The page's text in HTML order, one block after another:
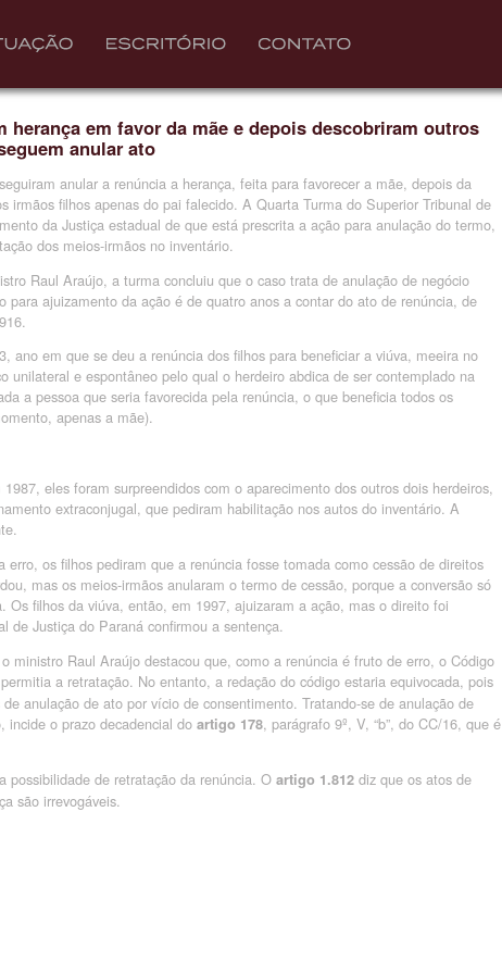
herança em favor da mãe e depois descobriram outros
anular ato
anular a renúncia a herança, feita para favorecer a mãe, depois da
irmãos filhos apenas do pai falecido. A Quarta Turma do Superior Tribunal de
da Justiça estadual de que está prescrita a ação para anulação do termo,
dos meios-irmãos no inventário.
Raul Araújo, a turma concluiu que o caso trata de anulação de negócio
para ajuizamento da ação é de quatro anos a contar do ato de renúncia, de
ano em que se deu a renúncia dos filhos para beneficiar a viúva, meeira no
unilateral e espontâneo pelo qual o herdeiro abdica de ser contemplado na
a pessoa que seria favorecida pela renúncia, o que beneficia todos os
apenas a mãe).
eles foram surpreendidos com o aparecimento dos outros dois herdeiros,
extraconjugal, que pediram habilitação nos autos do inventário. A
erro, os filhos pediram que a renúncia fosse tomada como cessão de direitos
mas os meios-irmãos anularam o termo de cessão, porque a conversão só
Os filhos da viúva, então, em 1997, ajuizaram a ação, mas o direito foi
de Justiça do Paraná confirmou a sentença.
ministro Raul Araújo destacou que, como a renúncia é fruto de erro, o Código
a retratação. No entanto, a redação do código estaria equivocada, pois
anulação de ato por vício de consentimento. Tratando-se de anulação de
incide o prazo decadencial do artigo 178, parágrafo 9º, V, “b”, do CC/16, que é
possibilidade de retratação da renúncia. O artigo 1.812diz que os atos de
são irrevogáveis.